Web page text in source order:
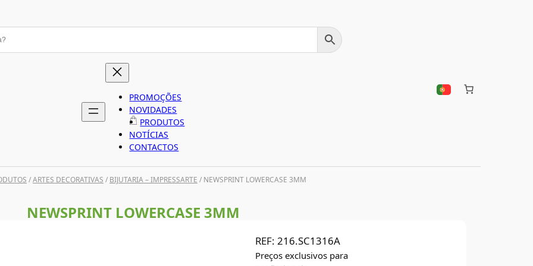
PROMOÇÕES
NOVIDADES
PRODUTOS
NOTÍCIAS
CONTACTOS
/ARTES DECORATIVAS / BIJUTARIA – IMPRESSARTE / NEWSPRINT LOWERCASE 3MM
NEWSPRINT LOWERCASE 3MM
REF: 216.SC1316A
Preços exclusivos para